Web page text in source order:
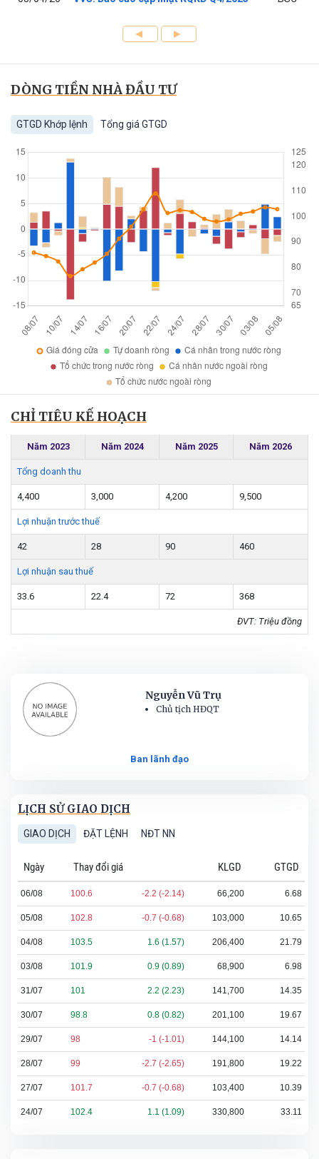
DÒNG TIỀN NHÀ ĐẦU TƯ
GTGD Khớp lệnh Tổng giá GTGD
CHỈ TIÊU KẾ HOẠCH
Năm 2023 Năm 2024 Năm 2025 Năm 2026
Tổng doanh thu
4,400 3,000 4,200 9,500
Lợi nhuận trước thuế
42 28 90 460
Lợi nhuận sau thuế
33.6 22.4 72 368
ĐVT: Triệu đồng
Nguyễn Vũ Trụ
Chủ tịch HĐQT
Ban lãnh đạo
LỊCH SỬ GIAO DỊCH
GIAO DỊCH ĐẶT LỆNH NĐT NN
Ngày Thay đổi giá KLGD GTGD
06/08 100.6 -2.2 (-2.14) 66,200 6.68
05/08 102.8 -0.7 (-0.68) 103,000 10.65
04/08 103.5 1.6 (1.57) 206,400 21.79
03/08 101.9 0.9 (0.89) 68,900 6.98
31/07 101 2.2 (2.23) 141,700 14.35
30/07 98.8 0.8 (0.82) 201,100 19.67
29/07 98 -1 (-1.01) 144,100 14.14
28/07 99 -2.7 (-2.65) 191,800 19.22
27/07 101.7 -0.7 (-0.68) 103,400 10.39
24/07 102.4 1.1 (1.09) 330,800 33.11